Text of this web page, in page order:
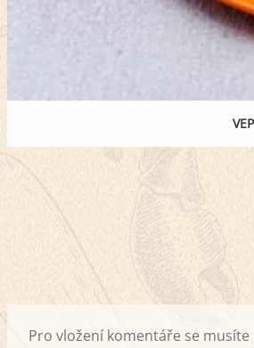
Pro vložení komentáře se musíte